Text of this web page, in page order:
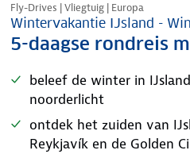
Fly-Drives | Vliegtuig | Europa
Wintervakantie IJsland -
5-daagse rondreis
beleef de winter in
noorderlicht
ontdek het zuiden van
Reykjavík en de Golden